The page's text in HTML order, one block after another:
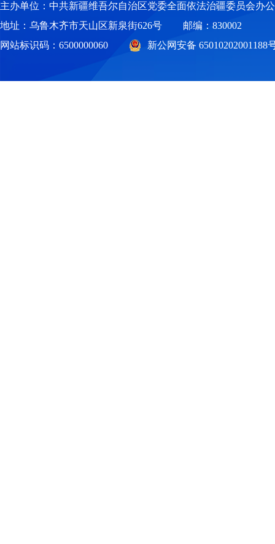
主办单位：中共新疆维吾尔自治区党委全面依法治疆委员会办
地址：乌鲁木齐市天山区新泉街626号
邮编：830002
网站标识码：6500000060
新公网安备 65010202001188